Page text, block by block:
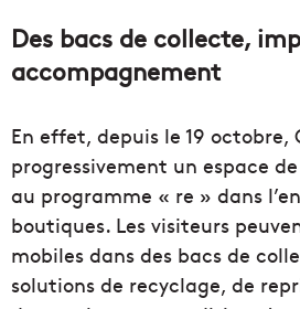
Des bacs de collecte,
accompagnement
En effet, depuis le 19 octobre,
progressivement un espace
au programme « re » dans
boutiques. Les visiteurs
mobiles dans des bacs de
solutions de recyclage, de